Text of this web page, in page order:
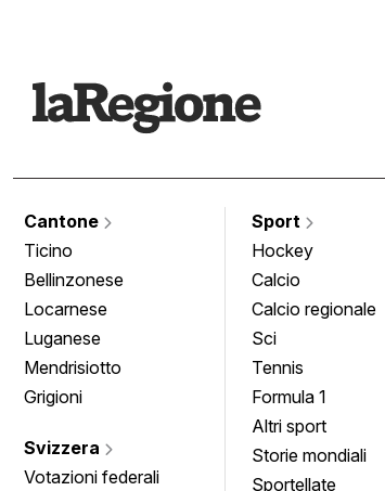
Cantone
Ticino
Bellinzonese
Locarnese
Luganese
Mendrisiotto
Grigioni
Svizzera
Votazioni federali
Sport
Hockey
Calcio
Calcio regionale
Sci
Tennis
Formula 1
Altri sport
Storie mondiali
Sportellate